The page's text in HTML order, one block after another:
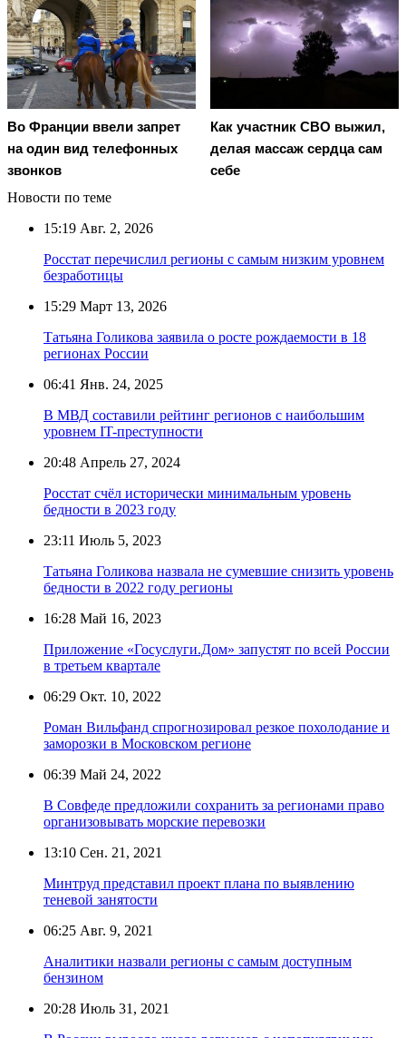
Во Франции ввели запрет
на один вид телефонных
звонков
Как участник СВО выжил,
делая массаж сердца сам
себе
Новости по теме
15:19 Авг. 2, 2026
Росстат перечислил регионы с самым низким уровнем
безработицы
15:29 Март 13, 2026
Татьяна Голикова заявила о росте рождаемости в 18
регионах России
06:41 Янв. 24, 2025
В МВД составили рейтинг регионов с наибольшим
уровнем IT-преступности
20:48 Апрель 27, 2024
Росстат счёл исторически минимальным уровень
бедности в 2023 году
23:11 Июль 5, 2023
Татьяна Голикова назвала не сумевшие снизить уровень
бедности в 2022 году регионы
16:28 Май 16, 2023
Приложение «Госуслуги.Дом» запустят по всей России
в третьем квартале
06:29 Окт. 10, 2022
Роман Вильфанд спрогнозировал резкое похолодание и
заморозки в Московском регионе
06:39 Май 24, 2022
В Совфеде предложили сохранить за регионами право
организовывать морские перевозки
13:10 Сен. 21, 2021
Минтруд представил проект плана по выявлению
теневой занятости
06:25 Авг. 9, 2021
Аналитики назвали регионы с самым доступным
бензином
20:28 Июль 31, 2021